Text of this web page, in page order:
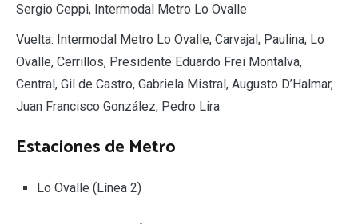
Sergio Ceppi, Intermodal Metro Lo Ovalle
Vuelta: Intermodal Metro Lo Ovalle, Carvajal, Paulina, Lo
Ovalle, Cerrillos, Presidente Eduardo Frei Montalva,
Central, Gil de Castro, Gabriela Mistral, Augusto D’Halmar,
Juan Francisco González, Pedro Lira
Estaciones de Metro
Lo Ovalle (Línea 2)